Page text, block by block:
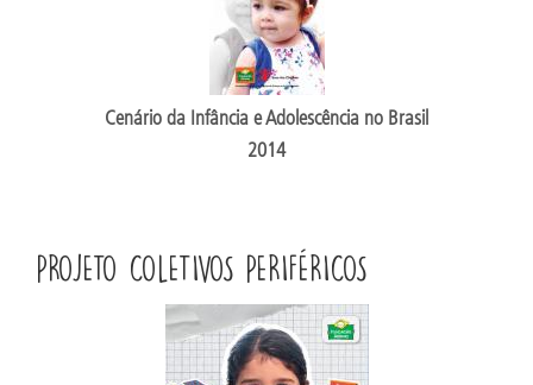
Cenário da Infância e Adolescência no Brasil
2014
PROJETO COLETIVOS PERIFÉRICOS